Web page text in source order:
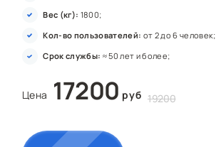
Вес (кг): 1800;
Кол-во пользователей: от 2 до 6 человек;
Срок службы: ≈ 50 лет и более;
Цена 17200 руб 19200